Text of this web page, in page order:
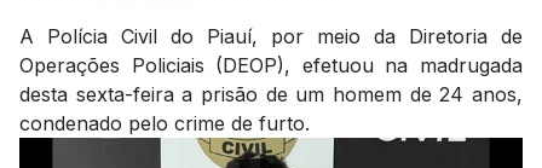
A Polícia Civil do Piauí, por meio da Diretoria de
Operações Policiais (DEOP), efetuou na madrugada
desta sexta-feira a prisão de um homem de 24 anos,
condenado pelo crime de furto.